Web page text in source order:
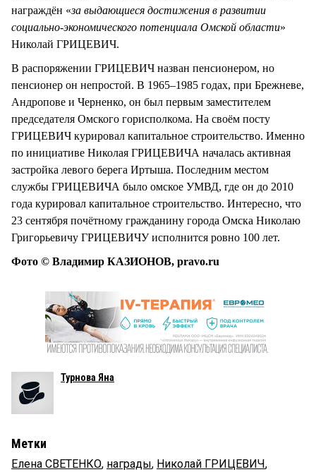
награждён «за выдающиеся достижения в развитии
социально-экономического потенциала Омской области»
Николай ГРИЦЕВИЧ.
В распоряжении ГРИЦЕВИЧ назван пенсионером, но
пенсионер он непростой. В 1965–1985 годах, при Брежневе,
Андропове и Черненко, он был первым заместителем
председателя Омского горисполкома. На своём посту
ГРИЦЕВИЧ курировал капитальное строительство. Именно
по инициативе Николая ГРИЦЕВИЧА началась активная
застройка левого берега Иртыша. Последним местом
службы ГРИЦЕВИЧА было омское УМВД, где он до 2010
года курировал капитальное строительство. Интересно, что
23 сентября почётному гражданину города Омска Николаю
Григорьевичу ГРИЦЕВИЧУ исполнится ровно 100 лет.
Фото © Владимир КАЗИОНОВ, pravo.ru
Турнова Яна
Метки
Елена СВЕТЕНКО, награды, Николай ГРИЦЕВИЧ,